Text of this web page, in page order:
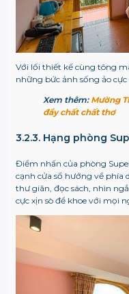
Với lối thiết kế cùng tông
những bức ảnh sống ảo cực
Xem thêm: Mường
đầy chất chất thơ
3.2.3. Hạng phòng
Điểm nhấn của phòng
cạnh cửa sổ hướng về phía
thư giãn, đọc sách, nhìn
cực xịn sò để khoe với mọi